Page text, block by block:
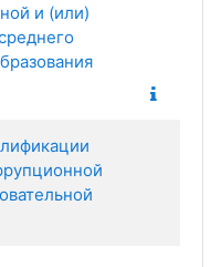
и (или)